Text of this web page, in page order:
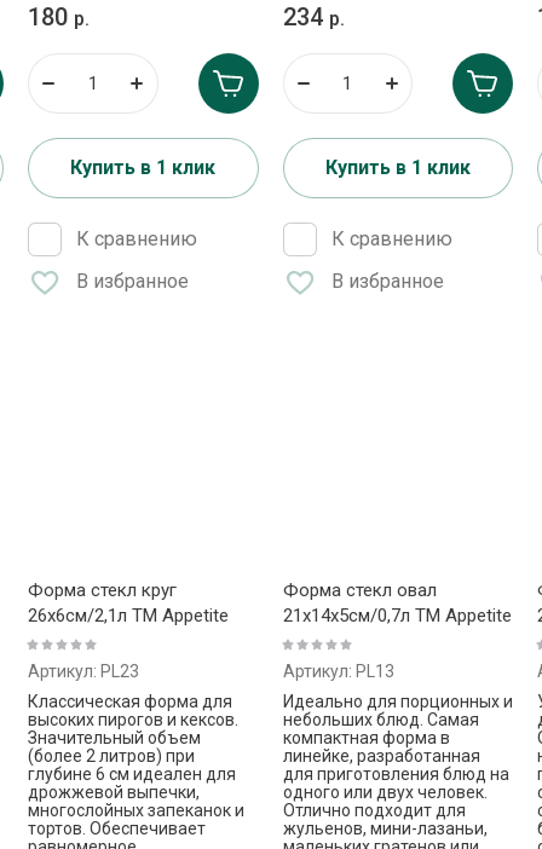
180 р.
Купить в 1 клик
К сравнению
В избранное
234 р.
Купить в 1 клик
К сравнению
В избранное
Форма стекл круг
26х6см/2,1л ТМ Appetite
Артикул: PL23
Классическая форма для
высоких пирогов и кексов.
Значительный объем
(более 2 литров) при
глубине 6 см идеален для
дрожжевой выпечки,
многослойных запеканок и
тортов. Обеспечивает
Форма стекл овал
21x14x5см/0,7л ТМ Appetite
Артикул: PL13
Идеально для порционных и
небольших блюд. Самая
компактная форма в
линейке, разработанная
для приготовления блюд на
одного или двух человек.
Отлично подходит для
жульенов, мини-лазаньи,